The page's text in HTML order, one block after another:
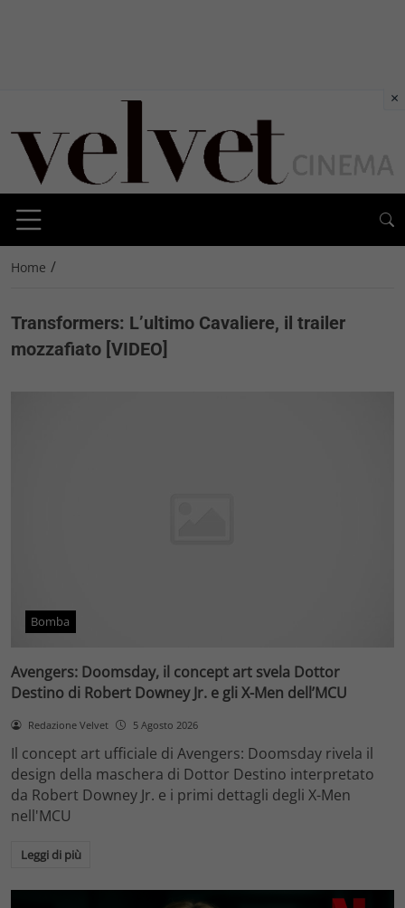
Home /
Transformers: L’ultimo Cavaliere, il trailer
mozzafiato [VIDEO]
Bomba
Avengers: Doomsday, il concept art svela Dottor
Destino di Robert Downey Jr. e gli X-Men dell’MCU
Redazione Velvet 5 Agosto 2026
Il concept art ufficiale di Avengers: Doomsday rivela il
design della maschera di Dottor Destino interpretato
da Robert Downey Jr. e i primi dettagli degli X-Men
nell'MCU
Leggi di più
×